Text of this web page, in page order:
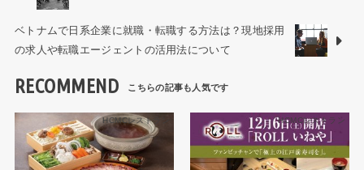
ベトナムで日系企業に就職・転職する方法は？現地採用
の求人や転職エージェントの活用法について
RECOMMEND
HCMCレストラン HCMCレストラン